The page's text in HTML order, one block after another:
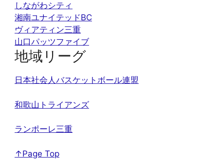
しながわシティ
湘南ユナイテッドBC
ヴィアティン三重
山口パッツファイブ
地域リーグ
日本社会人バスケットボール連盟
和歌山トライアンズ
ランポーレ三重
↑Page Top